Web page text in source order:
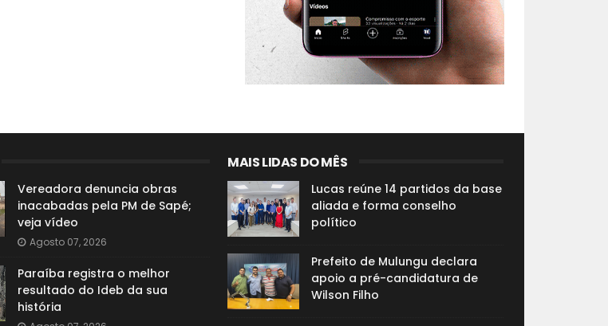
Vereadora denuncia obras
inacabadas pela PM de Sapé;
veja vídeo
Agosto 07, 2026
Paraíba registra o melhor
resultado do Ideb da sua
história
MAIS LIDAS DO MÊS
Lucas reúne 14 partidos da base
aliada e forma conselho
político
Prefeito de Mulungu declara
apoio a pré-candidatura de
Wilson Filho